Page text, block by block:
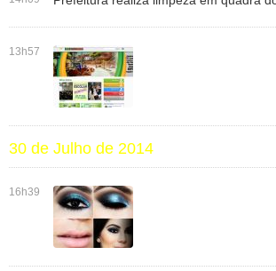
13h57
30 de Julho de 2014
16h39